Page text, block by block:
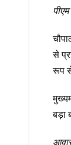
से
रूप से
बड़ा